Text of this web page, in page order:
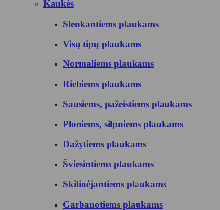
Kaukės
Slenkantiems plaukams
Visų tipų plaukams
Normaliems plaukams
Riebiems plaukams
Sausiems, pažeistiems plaukams
Ploniems, silpniems plaukams
Dažytiems plaukams
Šviesintiems plaukams
Skilinėjantiems plaukams
Garbanotiems plaukams